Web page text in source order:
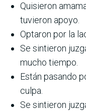
Quisieron
tuvieron apoyo.
Optaron por la
Se sintieron
mucho tiempo.
Están pasando
culpa.
Se sintieron